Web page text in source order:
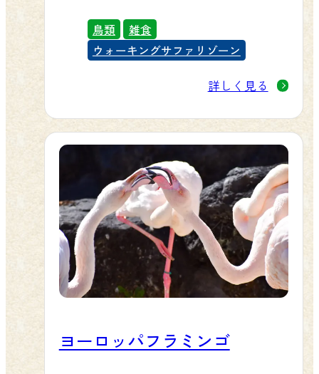
鳥類
雑食
ウォーキングサファリゾーン
詳しく見る
ヨーロッパフラミンゴ